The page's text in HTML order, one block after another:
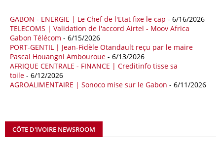
quatre premiers mois de 2025.
09/05/26 ITALIE - LIBYE
Les deux pays veulent accélérer leurs projets gaziers communs, afin
de sécuriser davantage les approvisionnements énergétiques en
Méditerranée, dans un contexte marqué par des tensions
géopolitiques internationales et des perturbations sur le marché
mondial du gaz. Réunis à Rome le jeudi 7 mai, la Première ministre
coopération et les investissements dans le secteur énergétique. Cette
séquence survient alors que Rome cherche à réduire son exposition
GABON - ENERGIE | Le Chef de l'Etat fixe le cap - 6/16/2026
TELECOMS | Validation de l'accord Airtel - Moov Africa
Gabon Télécom - 6/15/2026
PORT-GENTIL | Jean-Fidèle Otandault reçu par le maire
Pascal Houangni Ambouroue - 6/13/2026
AFRIQUE CENTRALE - FINANCE | Creditinfo tisse sa
toile - 6/12/2026
AGROALIMENTAIRE | Sonoco mise sur le Gabon - 6/11/2026
CÔTE D'IVOIRE NEWSROOM